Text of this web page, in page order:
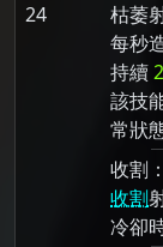
24
枯萎
每秒
持續2
該技
常狀
收割：
收割
冷卻